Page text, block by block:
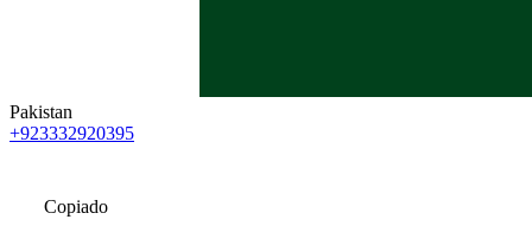
Pakistan
+923332920395
Copiado